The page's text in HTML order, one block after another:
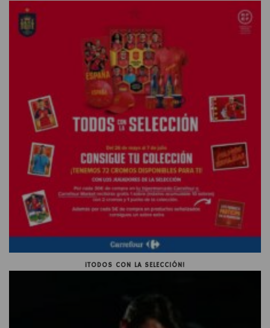
¡TODOS CON LA SELECCIÓN!